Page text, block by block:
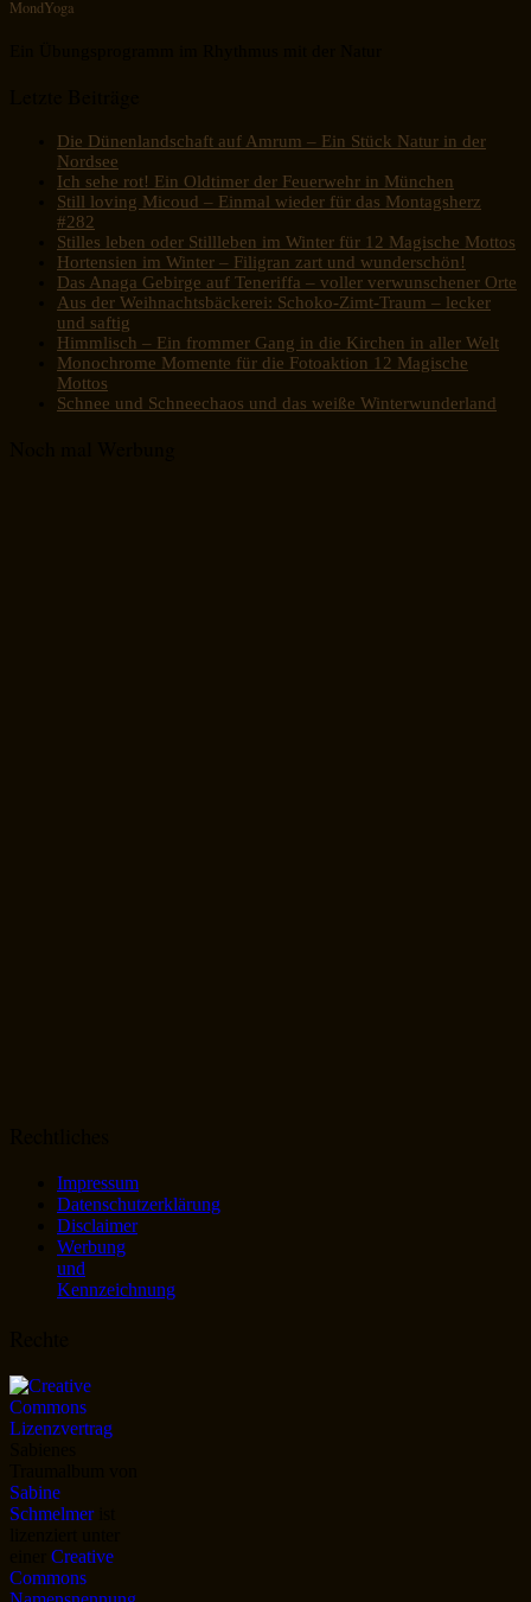
MondYoga
Die Dünenlandschaft auf Amrum – Ein Stück Natur in der
Nordsee
Ich sehe rot! Ein Oldtimer der Feuerwehr in München
Still loving Micoud – Einmal wieder für das Montagsherz
#282
Stilles leben oder Stillleben im Winter für 12 Magische Mottos
Hortensien im Winter – Filigran zart und wunderschön!
Das Anaga Gebirge auf Teneriffa – voller verwunschener Orte
Aus der Weihnachtsbäckerei: Schoko-Zimt-Traum – lecker
und saftig
Himmlisch – Ein frommer Gang in die Kirchen in aller Welt
Monochrome Momente für die Fotoaktion 12 Magische
Mottos
Schnee und Schneechaos und das weiße Winterwunderland
Impressum
Datenschutzerklärung
Disclaimer
Werbung
und
Kennzeichnung
Sabine
Schmelmerist
Creative
Commons